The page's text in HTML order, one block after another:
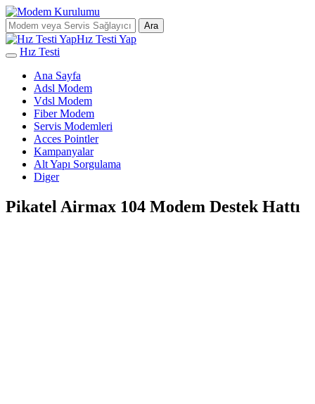
Ara
Hız Testi Yap
Hız Testi
Ana Sayfa
Adsl Modem
Vdsl Modem
Fiber Modem
Servis Modemleri
Acces Pointler
Kampanyalar
Alt Yapı Sorgulama
Diger
Pikatel Airmax 104 Modem Destek Hattı